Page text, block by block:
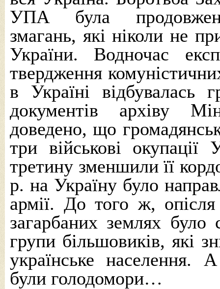
УПА була
змагань, які ніколи не
України. Водночас
твердження
в Україні відбувалась
документів архіву
доведено, що
три військові
третину зменшили її
р. на Україну було
армії. До того ж,
загарбаних землях було
групи більшовиків, які
українське населення.
були голодомори…